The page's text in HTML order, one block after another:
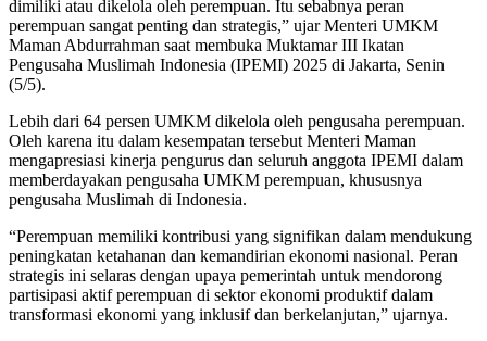
dimiliki atau dikelola oleh perempuan. Itu sebabnya peran
perempuan sangat penting dan strategis,” ujar Menteri UMKM
Maman Abdurrahman saat membuka Muktamar III Ikatan
Pengusaha Muslimah Indonesia (IPEMI) 2025 di Jakarta, Senin
(5/5).
Lebih dari 64 persen UMKM dikelola oleh pengusaha perempuan.
Oleh karena itu dalam kesempatan tersebut Menteri Maman
mengapresiasi kinerja pengurus dan seluruh anggota IPEMI dalam
memberdayakan pengusaha UMKM perempuan, khususnya
pengusaha Muslimah di Indonesia.
“Perempuan memiliki kontribusi yang signifikan dalam mendukung
peningkatan ketahanan dan kemandirian ekonomi nasional. Peran
strategis ini selaras dengan upaya pemerintah untuk mendorong
partisipasi aktif perempuan di sektor ekonomi produktif dalam
transformasi ekonomi yang inklusif dan berkelanjutan,” ujarnya.